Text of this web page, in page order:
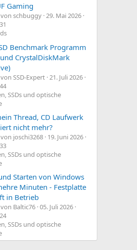
Gaming
schbuggy 29. Mai 2026
Benchmark Programm
und CrystalDiskMark
SSD-Expert 21. Juli 2026
SSDs und optische
Thread, CD Laufwerk
nicht mehr?
joschi3268 19. Juni 2026
SSDs und optische
Starten von Windows
Minuten - Festplatte
in Betrieb
Baltic76 05. Juli 2026
SSDs und optische